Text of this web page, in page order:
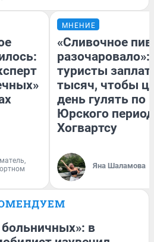
МНЕНИЕ
«Сливочное
разочаровало»:
туристы
тысяч, чтобы
день гулять по
Юрского
Хогвартсу
Яна Шаламова
в